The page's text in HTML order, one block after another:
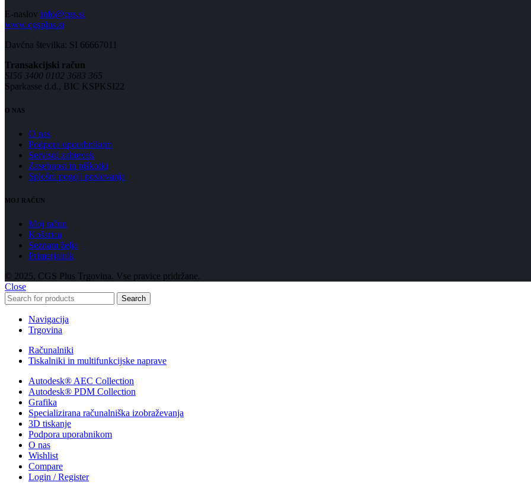
E-naslov info@cgs.si
www.cgsplus.si
Davčna številka: SI 66667011
Transakcijski račun
SI56 3400 0102 3683 365
Sparkasse d.d., BIC KSPKSI22
O NAS
O nas
Podpora uporabnikom
Servisni zahtevek
Zasebnost in piškotki
Splošni pogoji poslovanja
MOJ RAČUN
Moj račun
Košarica
Seznam želja
Primerjalnik
© 2025, CGS Plus Trgovina. Vse pravice pridržane.
Close
Search
Navigacija
Trgovina
Računalniki
Tiskalniki in multifunkcijske naprave
Autodesk® AEC Collection
Autodesk® PDM Collection
Grafika
Specializirana računalniška izobraževanja
3D tiskanje
Podpora uporabnikom
O nas
Wishlist
Compare
Login / Register